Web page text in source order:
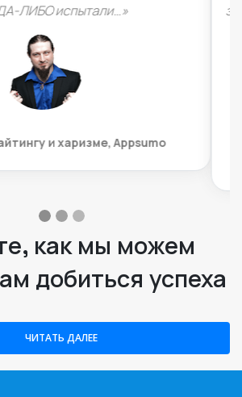
устанавливать дополнительное
обеспечение».
как мы можем
добиться успеха
ЧИТАТЬ ДАЛЕЕ